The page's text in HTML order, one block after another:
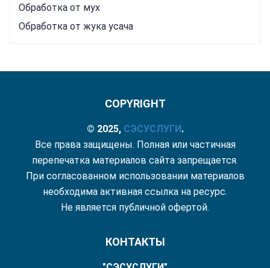
Обработка от мух
Обработка от жука усача
COPYRIGHT
© 2025, СЭСУСЛУГИ.
Все права защищены. Полная или частичная
перепечатка материалов сайта запрещается.
При согласованном использовании материалов
необходима активная ссылка на ресурс.
Не является публичной офертой.
КОНТАКТЫ